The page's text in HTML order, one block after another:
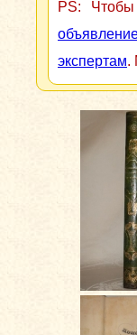
PS:
экспертам.